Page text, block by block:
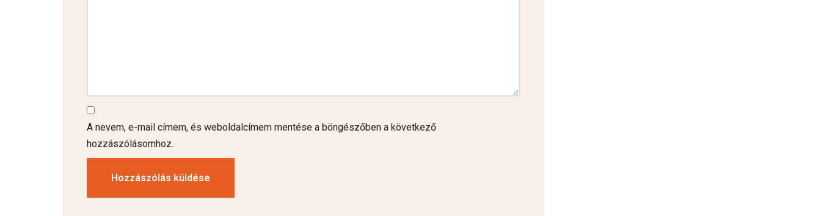
A nevem, e-mail címem, és weboldalcímem mentése a böngészőben a következő
hozzászólásomhoz.